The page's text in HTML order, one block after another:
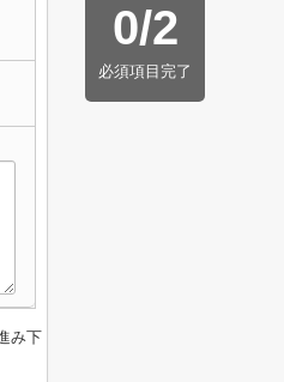
0/2
必須項目完了
み下